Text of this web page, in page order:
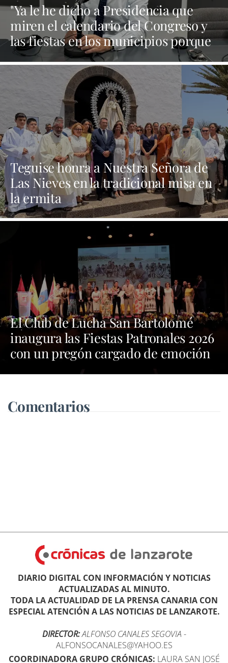
"Ya le he dicho a Presidencia que
miren el calendario del Congreso y
las fiestas en los municipios porque
Dolores Corujo estaba en un fiesta
aquí y al día siguiente no está en el
Teguise honra a Nuestra Señora de
Las Nieves en la tradicional misa en
la ermita
El Club de Lucha San Bartolomé
inaugura las Fiestas Patronales 2026
con un pregón cargado de emoción
Comentarios
DIARIO DIGITAL CON INFORMACIÓN Y NOTICIAS
ACTUALIZADAS AL MINUTO.
TODA LA ACTUALIDAD DE LA PRENSA CANARIA CON
ESPECIAL ATENCIÓN A LAS NOTICIAS DE LANZAROTE.
DIRECTOR:ALFONSO CANALES SEGOVIA -
ALFONSOCANALES@YAHOO.ES
COORDINADORA GRUPO CRÓNICAS: LAURA SAN JOSÉ